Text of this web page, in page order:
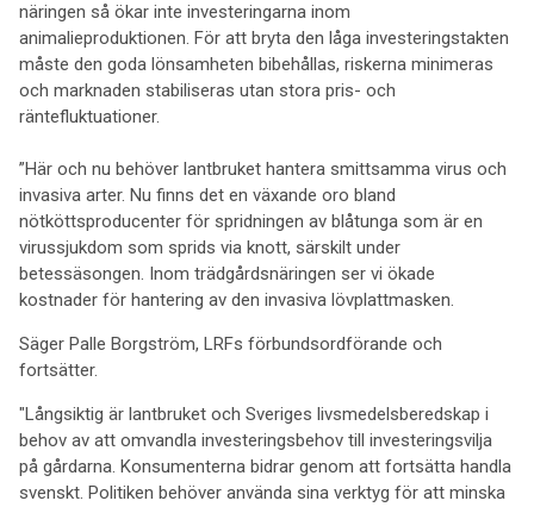
näringen så ökar inte investeringarna inom
animalieproduktionen. För att bryta den låga investeringstakten
måste den goda lönsamheten bibehållas, riskerna minimeras
och marknaden stabiliseras utan stora pris- och
räntefluktuationer.
”Här och nu behöver lantbruket hantera smittsamma virus och
invasiva arter. Nu finns det en växande oro bland
nötköttsproducenter för spridningen av blåtunga som är en
virussjukdom som sprids via knott, särskilt under
betessäsongen. Inom trädgårdsnäringen ser vi ökade
kostnader för hantering av den invasiva lövplattmasken.
Säger Palle Borgström, LRFs förbundsordförande och
fortsätter.
"Långsiktig är lantbruket och Sveriges livsmedelsberedskap i
behov av att omvandla investeringsbehov till investeringsvilja
på gårdarna. Konsumenterna bidrar genom att fortsätta handla
svenskt. Politiken behöver använda sina verktyg för att minska